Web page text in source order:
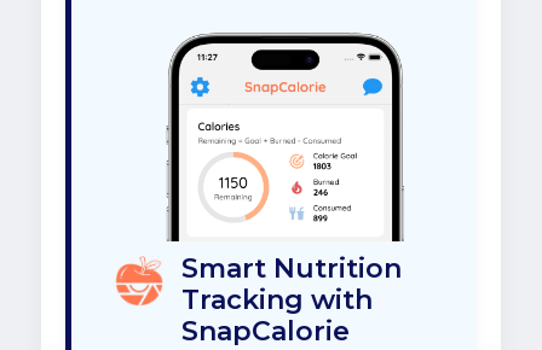
Smart Nutrition
Tracking with
SnapCalorie